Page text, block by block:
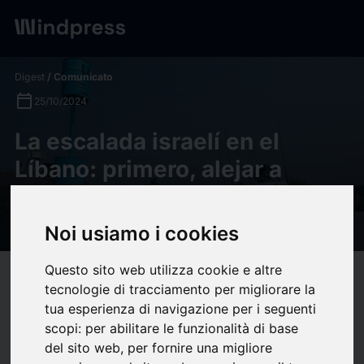
Noi usiamo i cookies
Questo sito web utilizza cookie e altre
tecnologie di tracciamento per migliorare la
tua esperienza di navigazione per i seguenti
scopi: per abilitare le funzionalità di base
del sito web, per fornire una migliore
Digest / Comunicato
calendar_today 25/10/2024
La escalada israelí en el
Líbano: primero, alejar a
Real Instituto Elcano
Compatibilità help
(0)bookmark_borderupload Condividi
Un mes después de que Israel iniciara suofensiva militar